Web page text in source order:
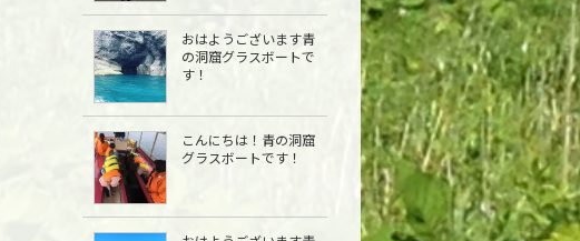
おはようございます青
の洞窟グラスボートで
す！
こんにちは︎！青の洞窟
グラスボートです！